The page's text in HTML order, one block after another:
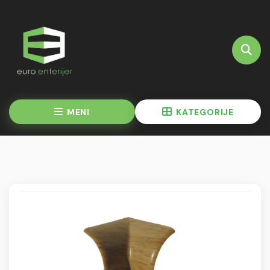
MENI KATEGORIJE